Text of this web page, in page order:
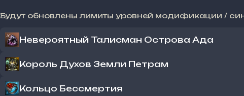
Будут обновлены лимиты уровней модификации /
Невероятный Талисман Острова Ада
Король Духов Земли Петрам
Кольцо Бессмертия